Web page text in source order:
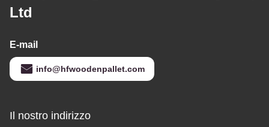
Ltd
E-mail
info@hfwoodenpallet.com
Il nostro indirizzo